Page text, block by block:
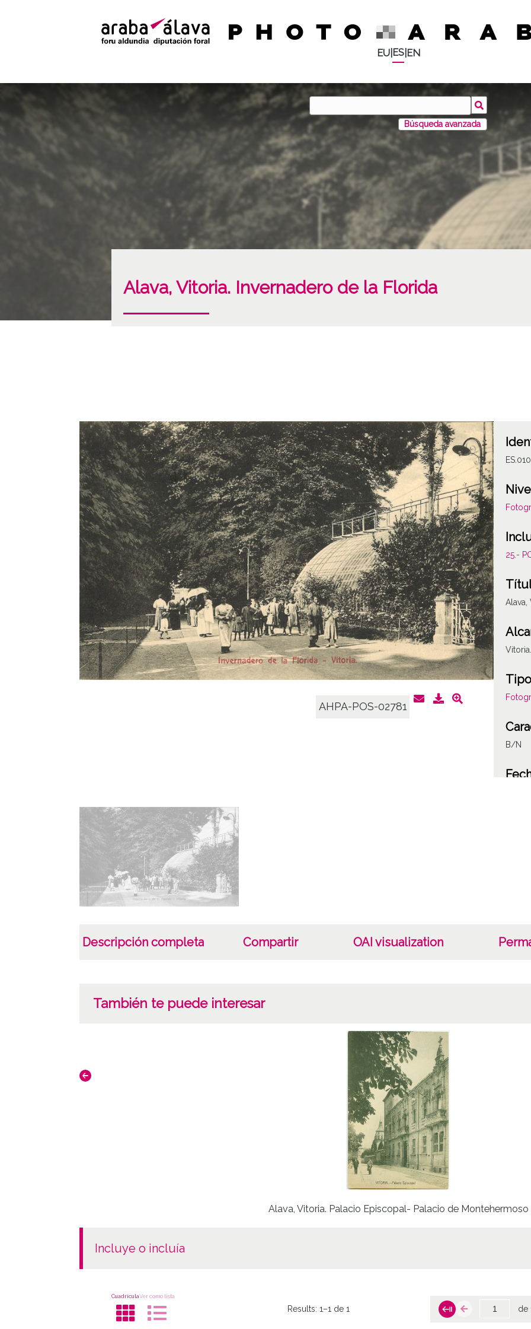
EU| ES| EN
Búsqueda avanzada
Alava, Vitoria. Invernadero de la Florida
AHPA-POS-02781
25.-
Alava,
B/N
Descripción completa Compartir OAI visualization
También te puede interesar
Alava, Vitoria. Palacio Episcopal- Palacio de Montehermoso
incluye o incluía
CuadrículaVer como lista
Results:1–1 de 1 de